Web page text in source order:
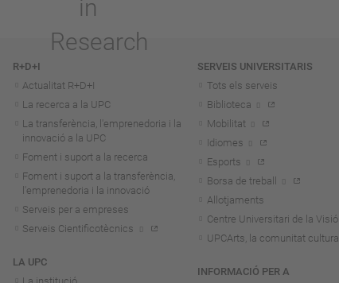
R+D+I
Actualitat R+D+I
La recerca a la UPC
La transferència, l'emprenedoria i la
innovació a la UPC
Foment i suport a la recerca
Foment i suport a la transferència,
l'emprenedoria i la innovació
Serveis per a empreses
Serveis Cientificotècnics
LA UPC
SERVEIS UNIVERSITARIS
Tots els serveis
Biblioteca
Mobilitat
Idiomes
Esports
Borsa de treball
Allotjaments
Centre Universitari de la Visió
UPCArts, la comunitat cultural
INFORMACIÓ PER A